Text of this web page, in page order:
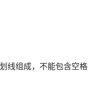
线组成，不能包含空格